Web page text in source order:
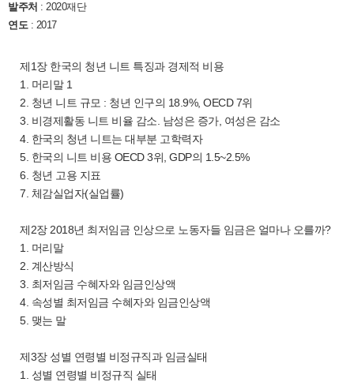
발주처 : 2020재단
연도: 2017
제1장 한국의 청년 니트 특징과 경제적 비용
1. 머리말 1
2. 청년 니트 규모 : 청년 인구의 18.9%, OECD 7위
3. 비경제활동 니트 비율 감소. 남성은 증가, 여성은 감소
4. 한국의 청년 니트는 대부분 고학력자
5. 한국의 니트 비용 OECD 3위, GDP의 1.5~2.5%
6. 청년 고용 지표
7. 체감실업자(실업률)
제2장 2018년 최저임금 인상으로 노동자들 임금은 얼마나 오를까?
1. 머리말
2. 계산방식
3. 최저임금 수혜자와 임금인상액
4. 속성별 최저임금 수혜자와 임금인상액
5. 맺는 말
제3장 성별 연령별 비정규직과 임금실태
1. 성별 연령별 비정규직 실태